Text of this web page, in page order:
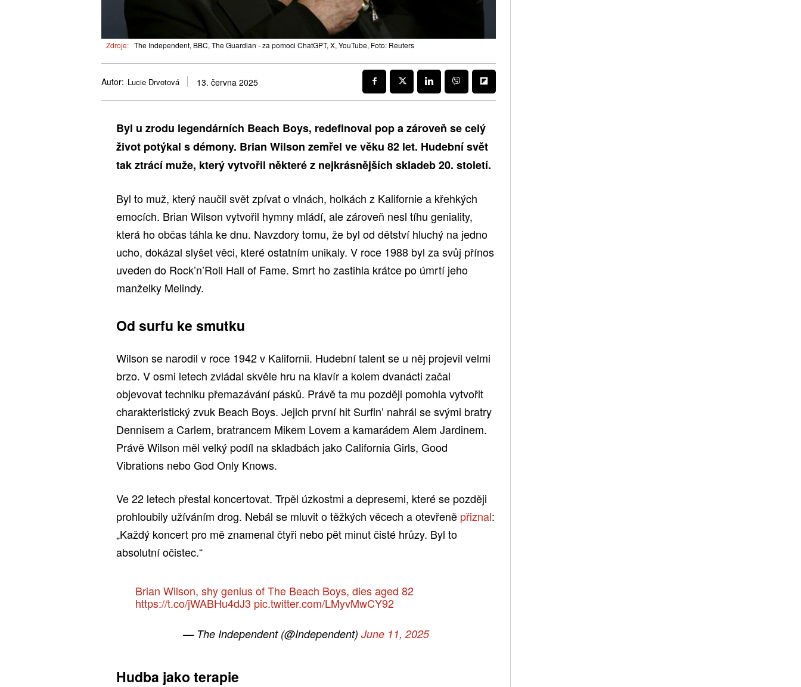
Zdroje: The Independent, BBC, The Guardian - za pomoci ChatGPT, X, YouTube, Foto: Reuters
Autor: Lucie Drvotová 13. června 2025
Byl u zrodu legendárních Beach Boys, redefinoval pop a zároveň se celý
život potýkal s démony. Brian Wilson zemřel ve věku 82 let. Hudební svět
tak ztrácí muže, který vytvořil některé z nejkrásnějších skladeb 20. století.
Byl to muž, který naučil svět zpívat o vlnách, holkách z Kalifornie a křehkých
emocích. Brian Wilson vytvořil hymny mládí, ale zároveň nesl tíhu geniality,
která ho občas táhla ke dnu. Navzdory tomu, že byl od dětství hluchý na jedno
ucho, dokázal slyšet věci, které ostatním unikaly. V roce 1988 byl za svůj přínos
uveden do Rock’n’Roll Hall of Fame. Smrt ho zastihla krátce po úmrtí jeho
manželky Melindy.
Od surfu ke smutku
Wilson se narodil v roce 1942 v Kalifornii. Hudební talent se u něj projevil velmi
brzo. V osmi letech zvládal skvěle hru na klavír a kolem dvanácti začal
objevovat techniku přemazávání pásků. Právě ta mu později pomohla vytvořit
charakteristický zvuk Beach Boys. Jejich první hit Surfin’ nahrál se svými bratry
Dennisem a Carlem, bratrancem Mikem Lovem a kamarádem Alem Jardinem.
Právě Wilson měl velký podíl na skladbách jako California Girls, Good
Vibrations nebo God Only Knows.
Ve 22 letech přestal koncertovat. Trpěl úzkostmi a depresemi, které se později
prohloubily užíváním drog. Nebál se mluvit o těžkých věcech a otevřeně přiznal:
„Každý koncert pro mě znamenal čtyři nebo pět minut čisté hrůzy. Byl to
absolutní očistec.“
Brian Wilson, shy genius of The Beach Boys, dies aged 82
https://t.co/jWABHu4dJ3 pic.twitter.com/LMyvMwCY92
— The Independent (@Independent)June 11, 2025
Hudba jako terapie